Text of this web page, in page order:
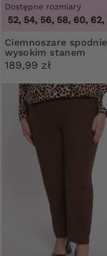
Dostępne rozmiary
54, 56, 58, 60, 62, 64
Ciemnoszare spodnie z
wysokim stanem
189,99 zł